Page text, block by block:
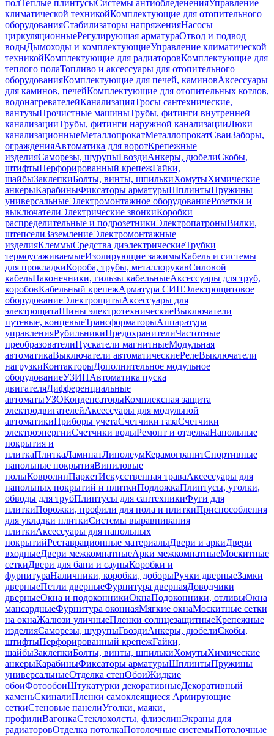
полТеплые плинтусыСистемы антиобледененияУправление
климатической техникойКомплектующие для отопительного
оборудованияСтабилизаторы напряженияНасосы
циркуляционныеРегулирующая арматураОтвод и подвод
водыДымоходы и комплектующиеУправление климатической
техникойКомплектующие для радиаторовКомплектующие для
теплого полаТопливо и аксессуары для отопительного
оборудованияКомплектующие для печей, каминовАксессуары
для каминов, печейКомплектующие для отопительных котлов,
водонагревателейКанализацияТросы сантехнические,
вантузыПрочистные машиныТрубы, фитинги внутренней
канализацииТрубы, фитинги наружной канализацииЛюки
канализационныеМеталлопрокатМеталлопрокатСваиЗаборы,
огражденияАвтоматика для воротКрепежные
изделияСаморезы, шурупыГвоздиАнкеры, дюбелиСкобы,
штифтыПерфорированный крепежГайки,
шайбыЗаклепкиБолты, винты, шпилькиХомутыХимические
анкерыКарабиныФиксаторы арматурыШплинтыПружины
универсальныеЭлектромонтажное оборудованиеРозетки и
выключателиЭлектрические звонкиКоробки
распределительные и подрозетникиЭлектропатроныВилки,
штепселиЗаземлениеЭлектромонтажные
изделияКлеммыСредства диэлектрическиеТрубки
термоусаживаемыеИзолирующие зажимыКабель и системы
для прокладкиКороба, трубы, металлорукавСиловой
кабельНаконечники, гильзы кабельныеАксессуары для труб,
коробовКабельный крепежАрматура СИПЭлектрощитовое
оборудованиеЭлектрощитыАксессуары для
электрощитаШины электротехническиеВыключатели
путевые, концевыеТрансформаторыАппаратура
управленияРубильникиПредохранителиЧастотные
преобразователиПускатели магнитныеМодульная
автоматикаВыключатели автоматическиеРелеВыключатели
нагрузкиКонтакторыДополнительное модульное
оборудованиеУЗИПАвтоматика пуска
двигателяДифференциальные
автоматыУЗОКонденсаторыКомплексная защита
электродвигателейАксессуары для модульной
автоматикиПриборы учетаСчетчики газаСчетчики
электроэнергииСчетчики водыРемонт и отделкаНапольные
покрытия и
плиткаПлиткаЛаминатЛинолеумКерамогранитСпортивные
напольные покрытияВиниловые
полыКовролинПаркетИскусственная траваАксессуары для
напольных покрытий и плиткиПодложкаПлинтусы, уголки,
обводы для трубПлинтусы для сантехникиФуги для
плиткиПорожки, профили для пола и плиткиПриспособления
для укладки плиткиСистемы выравнивания
плиткиАксессуары для напольных
покрытийРеставрационные материалыДвери и аркиДвери
входныеДвери межкомнатныеАрки межкомнатныеМоскитные
сеткиДвери для бани и сауныКоробки и
фурнитураНаличники, коробки, доборыРучки дверныеЗамки
дверныеПетли дверныеФурнитура двернаяДоводчики
дверныеОкна и подоконникиОкнаПодоконники, отливыОкна
мансардныеФурнитура оконнаяМягкие окнаМоскитные сетки
на окнаЖалюзи уличныеПленки солнцезащитныеКрепежные
изделияСаморезы, шурупыГвоздиАнкеры, дюбелиСкобы,
штифтыПерфорированный крепежГайки,
шайбыЗаклепкиБолты, винты, шпилькиХомутыХимические
анкерыКарабиныФиксаторы арматурыШплинтыПружины
универсальныеОтделка стенОбоиЖидкие
обоиФотообоиШтукатурки декоративныеДекоративный
каменьСкиналиПленки самоклеящиеся Армирующие
сеткиСтеновые панелиУголки, маяки,
профилиВагонкаСтеклохолсты, флизелинЭкраны для
радиаторовОтделка потолкаПотолочные системыПотолочные